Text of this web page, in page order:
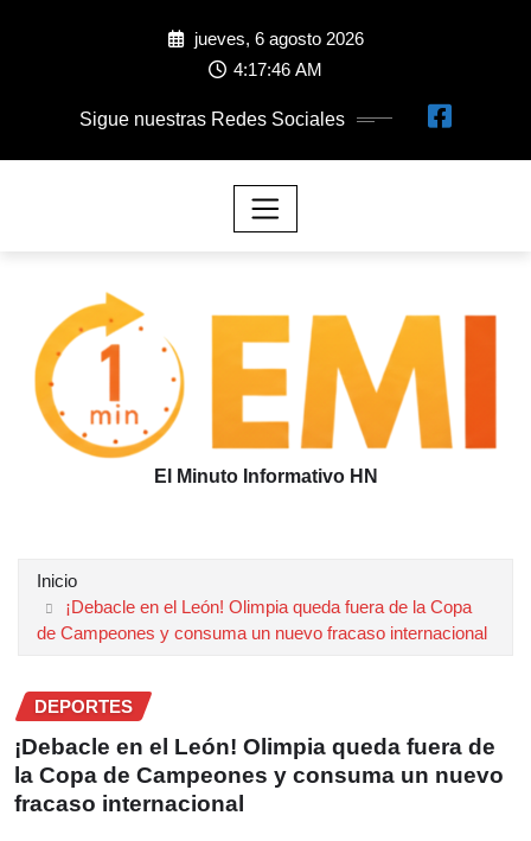
jueves, 6 agosto 2026
4:17:46 AM
Sigue nuestras Redes Sociales
El Minuto Informativo HN
Inicio
¡Debacle en el León! Olimpia queda fuera de la Copa
de Campeones y consuma un nuevo fracaso internacional
DEPORTES
¡Debacle en el León! Olimpia queda fuera de
la Copa de Campeones y consuma un nuevo
fracaso internacional